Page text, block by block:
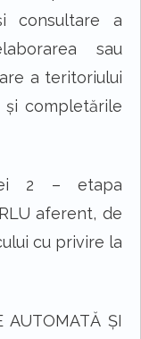
consultare a
sau
a teritoriului
și completările
2 – etapa
aferent, de
cu privire la
AUTOMATĂ ȘI